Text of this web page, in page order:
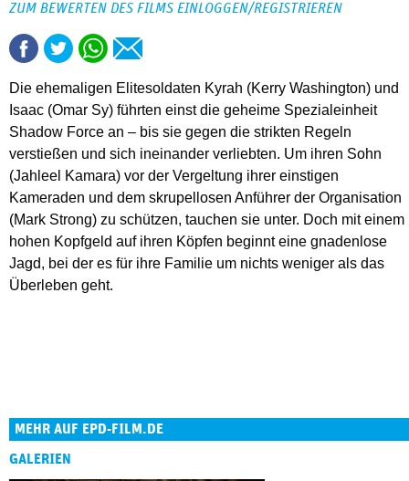
ZUM BEWERTEN DES FILMS EINLOGGEN/REGISTRIEREN
Die ehemaligen Elitesoldaten Kyrah (Kerry Washington) und
Isaac (Omar Sy) führten einst die geheime Spezialeinheit
Shadow Force an – bis sie gegen die strikten Regeln
verstießen und sich ineinander verliebten. Um ihren Sohn
(Jahleel Kamara) vor der Vergeltung ihrer einstigen
Kameraden und dem skrupellosen Anführer der Organisation
(Mark Strong) zu schützen, tauchen sie unter. Doch mit einem
hohen Kopfgeld auf ihren Köpfen beginnt eine gnadenlose
Jagd, bei der es für ihre Familie um nichts weniger als das
Überleben geht.
MEHR AUF EPD-FILM.DE
GALERIEN